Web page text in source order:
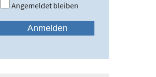
Angemeldet bleiben